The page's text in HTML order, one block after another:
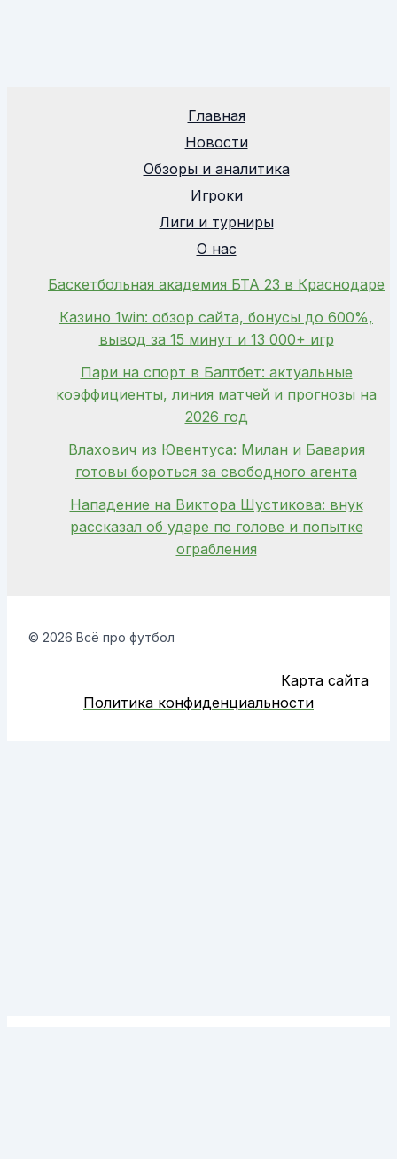
Главная
Новости
Обзоры и аналитика
Игроки
Лиги и турниры
О нас
Баскетбольная академия БТА 23 в Краснодаре
Казино 1win: обзор сайта, бонусы до 600%,
вывод за 15 минут и 13 000+ игр
Пари на спорт в Балтбет: актуальные
коэффициенты, линия матчей и прогнозы на
2026 год
Влахович из Ювентуса: Милан и Бавария
готовы бороться за свободного агента
Нападение на Виктора Шустикова: внук
рассказал об ударе по голове и попытке
ограбления
© 2026 Всё про футбол
Карта сайта
Политика конфиденциальности